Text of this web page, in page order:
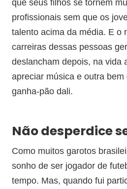
que seus filhos se tornem
profissionais sem que os
talento acima da média. E o
carreiras dessas pessoas
deslancham depois, na vida
apreciar música e outra
ganha-pão dali.
Não desperdice
Como muitos garotos
sonho de ser jogador de
tempo. Mas, quando fui